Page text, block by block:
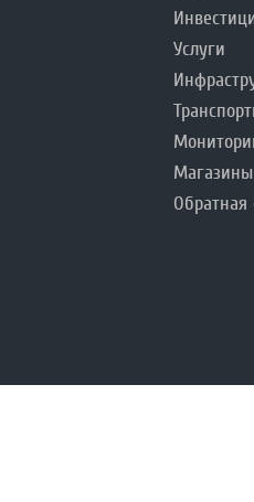
Услуги
Магазины
Обратная